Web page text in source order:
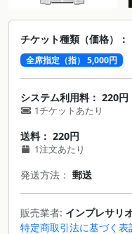
チケット種類（価格）：
全席指定（指） 5,000円
システム利用料： 220円
1チケットあたり
送料： 220円
1注文あたり
発送方法： 郵送
販売業者: インプレサリ
特定商取引法に基づく表